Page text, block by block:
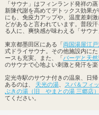
「サウナ」はフィンランド発祥の
新陳代謝を高めてデトックス効果
にも、免疫力アップや、温度差刺
どがあると言われています。普段
る人に、爽快感が味わえる「サウナ
東京都墨田区にある「 両国湯屋江
式ドライサウナ。その他施設内に
ースも充実。また、「 バーデと天
のサウナで心地よい刺激と発汗を楽
定光寺駅のサウナ付きの温泉、日
あるのは、 天光の湯、 スパ＆フィ
ぶきの湯（旧 やまとの湯 三郷店）
てください。